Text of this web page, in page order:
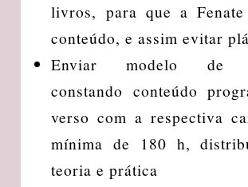
livros, para que a
conteúdo, e assim evitar
Enviar modelo de
constando conteúdo
verso com a respectiva
mínima de 180 h,
teoria e prática